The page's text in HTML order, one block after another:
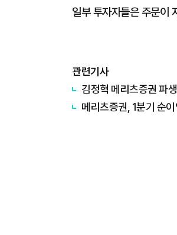
일부 투자자들은 주문이
관련기사
김정혁 메리츠증권 파
메리츠증권, 1분기 순